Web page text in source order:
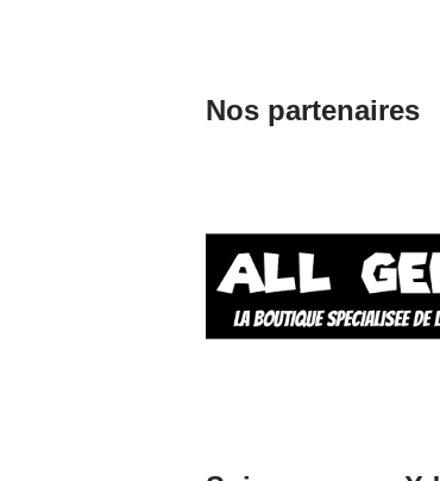
Nos partenaires